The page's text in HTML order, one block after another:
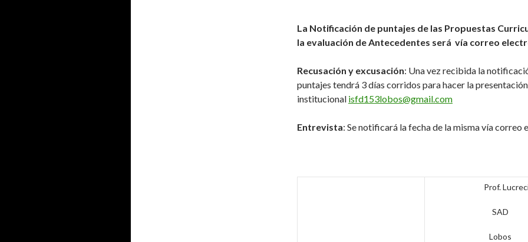
La Notificación de puntajes de las Propuestas
la evaluación de Antecedentes será vía correo
Recusación y excusación: Una vez recibida la
puntajes tendrá 3 días corridos para hacer la
institucional isfd153lobos@gmail.com
Entrevista: Se notificará la fecha de la misma vía correo
Prof. Lucrecia
SAD
Lobos